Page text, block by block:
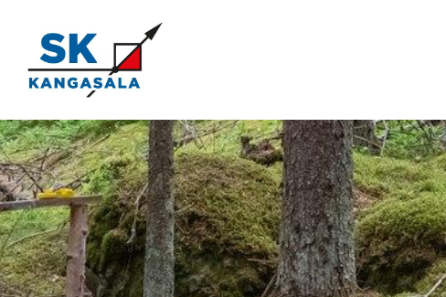
sivun
sisältöön
Kangasala SK